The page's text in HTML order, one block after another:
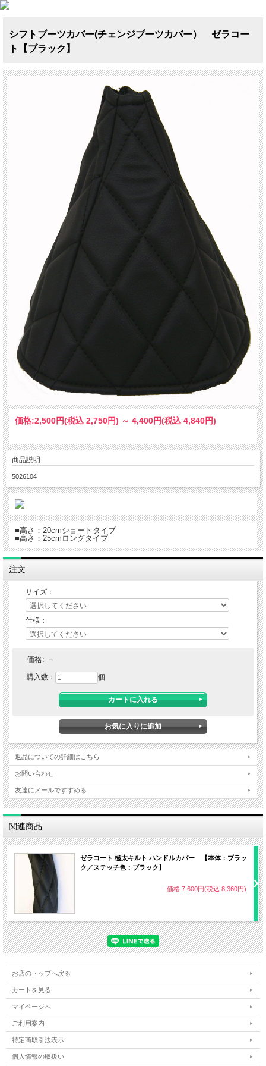
シフトブーツカバー(チェンジブーツカバー） ゼラコー
ト【ブラック】
価格:2,500円(税込 2,750円) ～ 4,400円(税込 4,840円)
商品説明
5026104
■高さ：20cmショートタイプ
■高さ：25cmロングタイプ
注文
サイズ：
仕様：
価格: －
購入数： 個
返品についての詳細はこちら
お問い合わせ
友達にメールですすめる
関連商品
ゼラコート 極太キルト ハンドルカバー 【本体：ブラッ
ク／ステッチ色：ブラック】
価格:7,600円(税込 8,360円)
お店のトップへ戻る
カートを見る
マイページへ
ご利用案内
特定商取引法表示
個人情報の取扱い